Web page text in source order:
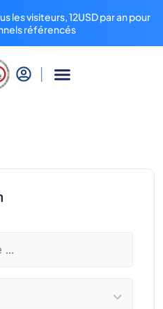
les visiteurs, 12USD par an pour
référencés